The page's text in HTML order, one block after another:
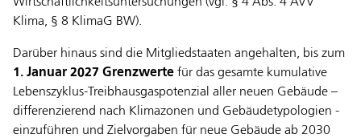
Klima, § 8 KlimaG BW).
Darüber hinaus sind die Mitgliedstaaten angehalten, bis zum
1. Januar 2027 Grenzwerte für das gesamte kumulative
Lebenszyklus-Treibhausgaspotenzial aller neuen Gebäude –
differenzierend nach Klimazonen und Gebäudetypologien -
einzuführen und Zielvorgaben für neue Gebäude ab 2030